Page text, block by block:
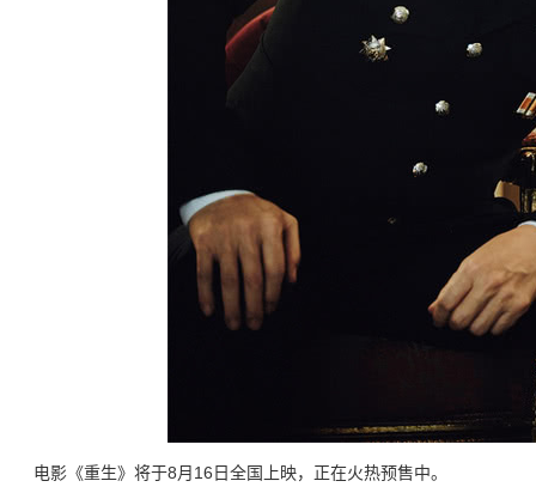
电影《重生》将于8月16日全国上映，正在火热预售中。